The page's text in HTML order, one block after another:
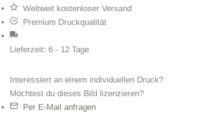
Weltweit kostenloser Versand
Premium Druckqualität
Lieferzeit: 6 - 12 Tage
Interessiert an einem individuellen Druck?
Möchtest du dieses Bild lizenzieren?
Per E-Mail anfragen